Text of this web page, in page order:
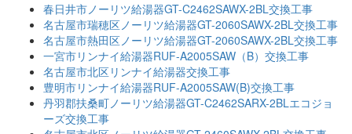
春日井市ノーリツ給湯器GT-C2462SAWX-2BL交換工事
名古屋市瑞穂区ノーリツ給湯器GT-2060SAWX-2BL交換工事
名古屋市熱田区ノーリツ給湯器GT-2060SAWX-2BL交換工事
一宮市リンナイ給湯器RUF-A2005SAW（B）交換工事
名古屋市北区リンナイ給湯器交換工事
豊明市リンナイ給湯器RUF-A2005SAW(B)交換工事
丹羽郡扶桑町ノーリツ給湯器GT-C2462SARX-2BLエコジョ
ーズ交換工事